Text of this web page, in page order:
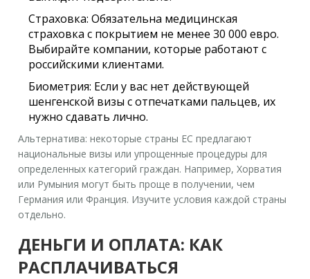
Страховка: Обязательна медицинская
страховка с покрытием не менее 30 000 евро.
Выбирайте компании, которые работают с
российскими клиентами.
Биометрия: Если у вас нет действующей
шенгенской визы с отпечатками пальцев, их
нужно сдавать лично.
Альтернатива: некоторые страны ЕС предлагают
национальные визы или упрощенные процедуры для
определенных категорий граждан. Например, Хорватия
или Румыния могут быть проще в получении, чем
Германия или Франция. Изучите условия каждой страны
отдельно.
ДЕНЬГИ И ОПЛАТА: КАК
РАСПЛАЧИВАТЬСЯ